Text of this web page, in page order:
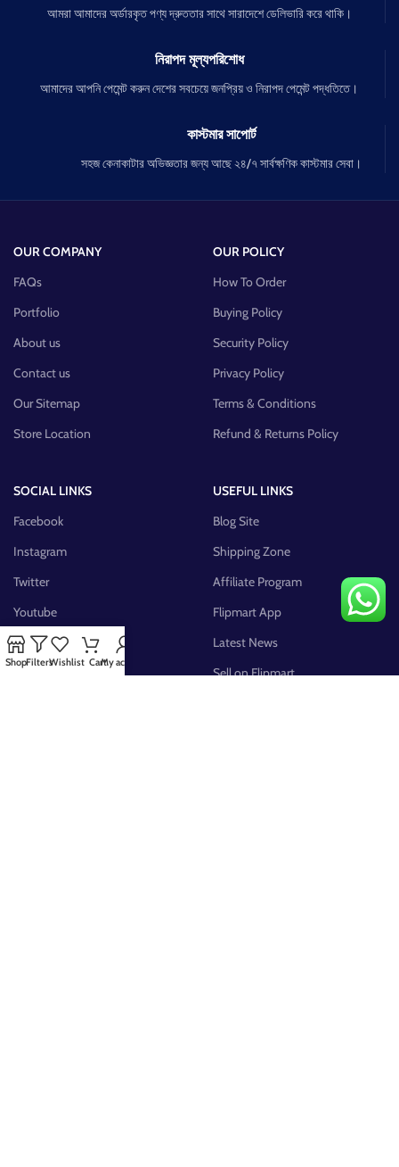
আমরা আমাদের অর্ডারকৃত পণ্য দ্রুততার সাথে সারাদেশে ডেলিভারি করে থাকি।
নিরাপদ মূল্যপরিশোধ
আমাদের আপনি পেমেন্ট করুন দেশের সবচেয়ে জনপ্রিয় ও নিরাপদ পেমেন্ট পদ্ধতিতে।
কাস্টমার সাপোর্ট
সহজ কেনাকাটার অভিজ্ঞতার জন্য আছে ২৪/৭ সার্বক্ষণিক কাস্টমার সেবা।
OUR COMPANY
FAQs
Portfolio
About us
Contact us
Our Sitemap
Store Location
OUR POLICY
How To Order
Buying Policy
Security Policy
Privacy Policy
Terms & Conditions
Refund & Returns Policy
SOCIAL LINKS
Facebook
Instagram
Twitter
Youtube
Pinterest
FB Group
USEFUL LINKS
Blog Site
Shipping Zone
Affiliate Program
Flipmart App
Latest News
Sell on Flipmart
ShopFiltersWishlist CartMy account